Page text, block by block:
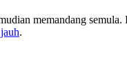
memandang
.